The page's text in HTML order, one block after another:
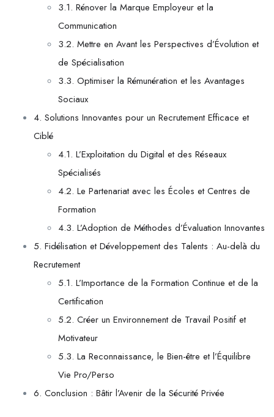
3.1. Rénover la Marque Employeur et la
Communication
3.2. Mettre en Avant les Perspectives d’Évolution et
de Spécialisation
3.3. Optimiser la Rémunération et les Avantages
Sociaux
4. Solutions Innovantes pour un Recrutement Efficace et
Ciblé
4.1. L’Exploitation du Digital et des Réseaux
Spécialisés
4.2. Le Partenariat avec les Écoles et Centres de
Formation
4.3. L’Adoption de Méthodes d’Évaluation Innovantes
5. Fidélisation et Développement des Talents : Au-delà du
Recrutement
5.1. L’Importance de la Formation Continue et de la
Certification
5.2. Créer un Environnement de Travail Positif et
Motivateur
5.3. La Reconnaissance, le Bien-être et l’Équilibre
Vie Pro/Perso
6. Conclusion : Bâtir l’Avenir de la Sécurité Privée